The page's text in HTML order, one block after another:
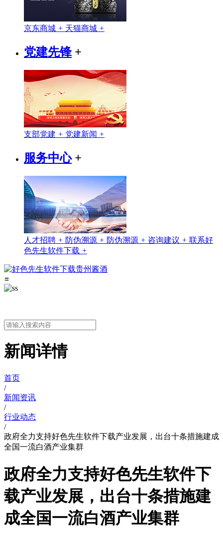
京东商城 + 天猫商城 +
党建先锋+
支部党建 + 党建新闻 +
服务中心+
人才招聘 + 防伪溯源 + 防伪溯源 + 咨询建议 + 联系好
色先生软件下载 +
≡
新闻详情
首页
/
新闻资讯
/
行业动态
/
政府全力支持好色先生软件下载产业发展，出台十条措施建成
全国一流白酒产业集群
政府全力支持好色先生软件下
载产业发展，出台十条措施建
成全国一流白酒产业集群